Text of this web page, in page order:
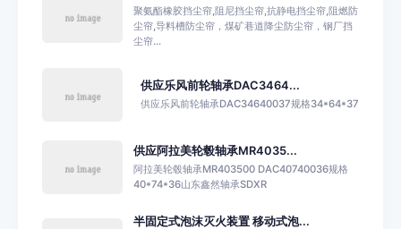
聚氨酯橡胶挡尘帘,阻尼挡尘帘,抗静电挡尘帘,阻燃防
尘帘,导料槽防尘帘，煤矿巷道降尘防尘帘，钢厂挡
尘帘...
供应乐风前轮轴承DAC3464...
供应乐风前轮轴承DAC34640037规格34*64*37
供应阿拉美轮毂轴承MR4035...
阿拉美轮毂轴承MR403500 DAC40740036规格
40*74*36山东鑫然轴承SDXR
半固定式泡沫灭火装置 移动式泡...